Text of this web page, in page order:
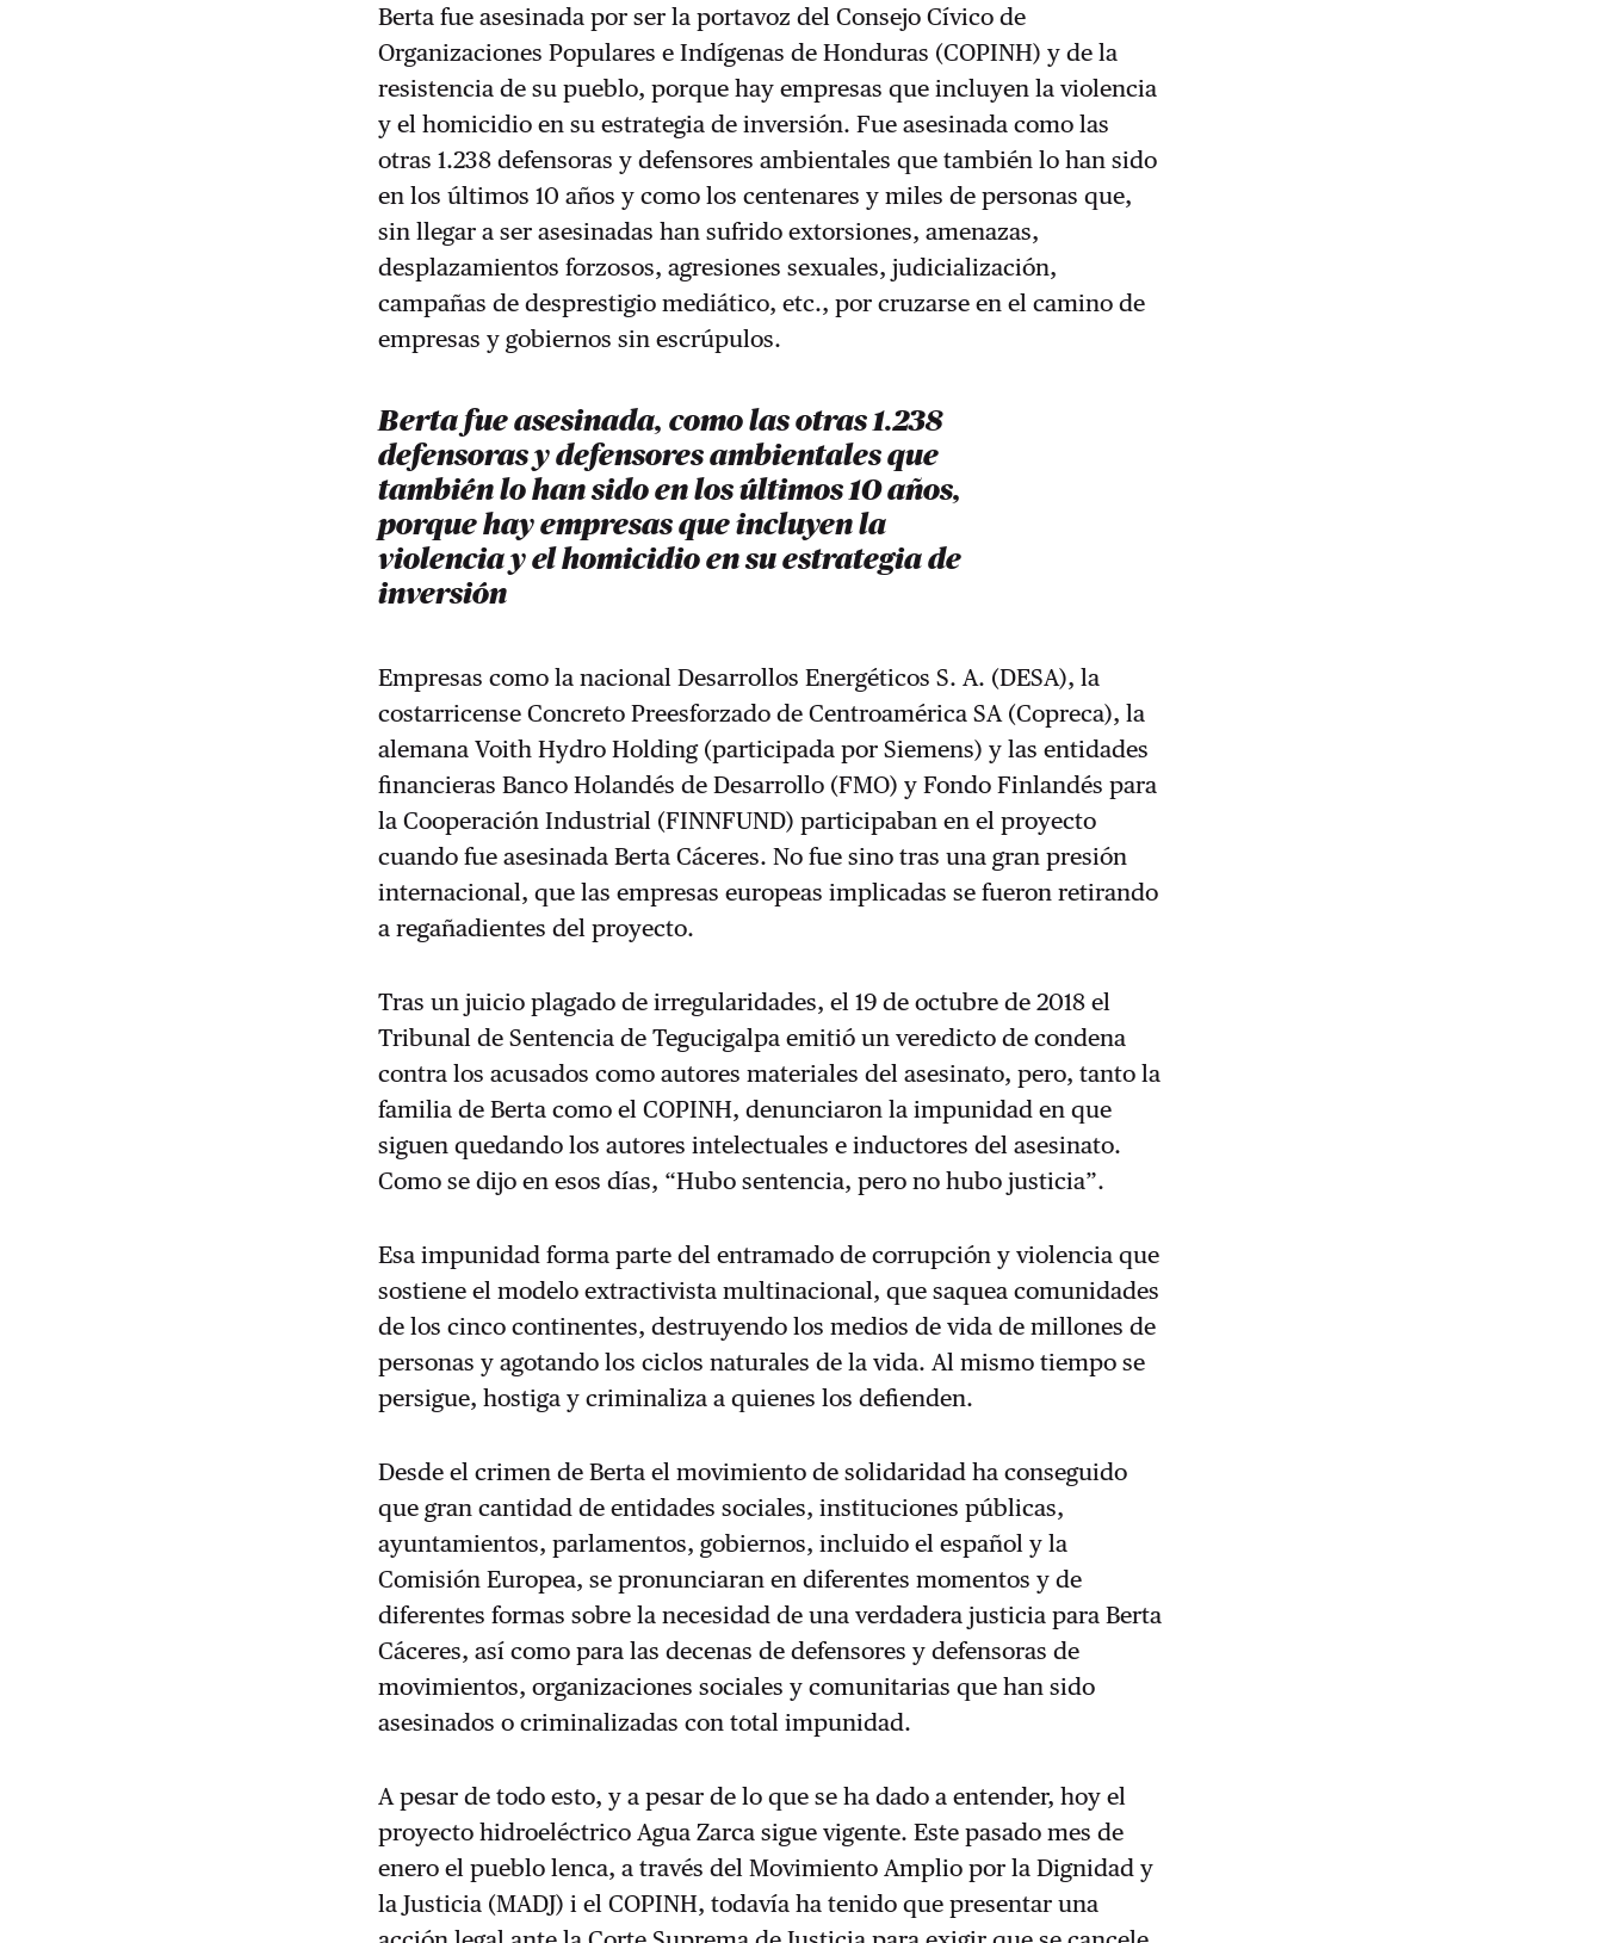
Berta fue asesinada por ser la portavoz del Consejo Cívico de
Organizaciones Populares e Indígenas de Honduras (COPINH) y de la
resistencia de su pueblo, porque hay empresas que incluyen la violencia
y el homicidio en su estrategia de inversión. Fue asesinada como las
otras 1.238 defensoras y defensores ambientales que también lo han sido
en los últimos 10 años y como los centenares y miles de personas que,
sin llegar a ser asesinadas han sufrido extorsiones, amenazas,
desplazamientos forzosos, agresiones sexuales, judicialización,
campañas de desprestigio mediático, etc., por cruzarse en el camino de
empresas y gobiernos sin escrúpulos.
Berta fue asesinada, como las otras 1.238
defensoras y defensores ambientales que
también lo han sido en los últimos 10 años,
porque hay empresas que incluyen la
violencia y el homicidio en su estrategia de
inversión
Empresas como la nacional Desarrollos Energéticos S. A. (DESA), la
costarricense Concreto Preesforzado de Centroamérica SA (Copreca), la
alemana Voith Hydro Holding (participada por Siemens) y las entidades
financieras Banco Holandés de Desarrollo (FMO) y Fondo Finlandés para
la Cooperación Industrial (FINNFUND) participaban en el proyecto
cuando fue asesinada Berta Cáceres. No fue sino tras una gran presión
internacional, que las empresas europeas implicadas se fueron retirando
a regañadientes del proyecto.
Tras un juicio plagado de irregularidades, el 19 de octubre de 2018 el
Tribunal de Sentencia de Tegucigalpa emitió un veredicto de condena
contra los acusados como autores materiales del asesinato, pero, tanto la
familia de Berta como el COPINH, denunciaron la impunidad en que
siguen quedando los autores intelectuales e inductores del asesinato.
Como se dijo en esos días, “Hubo sentencia, pero no hubo justicia”.
Esa impunidad forma parte del entramado de corrupción y violencia que
sostiene el modelo extractivista multinacional, que saquea comunidades
de los cinco continentes, destruyendo los medios de vida de millones de
personas y agotando los ciclos naturales de la vida. Al mismo tiempo se
persigue, hostiga y criminaliza a quienes los defienden.
Desde el crimen de Berta el movimiento de solidaridad ha conseguido
que gran cantidad de entidades sociales, instituciones públicas,
ayuntamientos, parlamentos, gobiernos, incluido el español y la
Comisión Europea, se pronunciaran en diferentes momentos y de
diferentes formas sobre la necesidad de una verdadera justicia para Berta
Cáceres, así como para las decenas de defensores y defensoras de
movimientos, organizaciones sociales y comunitarias que han sido
asesinados o criminalizadas con total impunidad.
A pesar de todo esto, y a pesar de lo que se ha dado a entender, hoy el
proyecto hidroeléctrico Agua Zarca sigue vigente. Este pasado mes de
enero el pueblo lenca, a través del Movimiento Amplio por la Dignidad y
la Justicia (MADJ) i el COPINH, todavía ha tenido que presentar una